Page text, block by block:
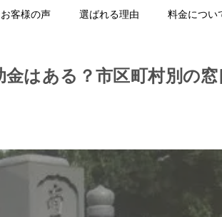
客様の声 選ばれる理由 料金につい
はある？市区町村別の